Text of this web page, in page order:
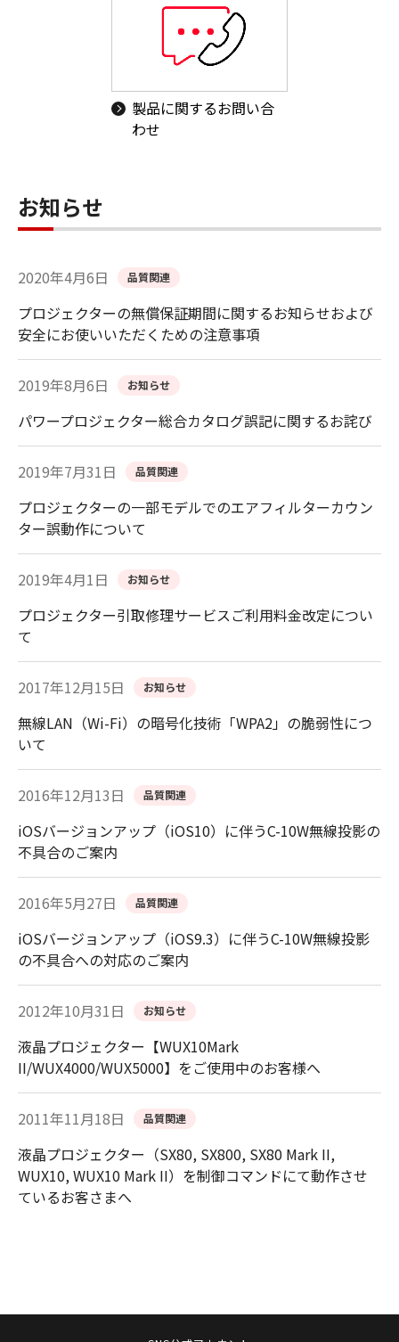
製品に関するお問い合
わせ
お知らせ
2020年4月6日 品質関連
プロジェクターの無償保証期間に関するお知らせおよび
安全にお使いいただくための注意事項
2019年8月6日 お知らせ
パワープロジェクター総合カタログ誤記に関するお詫び
2019年7月31日 品質関連
プロジェクターの一部モデルでのエアフィルターカウン
ター誤動作について
2019年4月1日 お知らせ
プロジェクター引取修理サービスご利用料金改定につい
て
2017年12月15日 お知らせ
無線LAN（Wi-Fi）の暗号化技術「WPA2」の脆弱性につ
いて
2016年12月13日 品質関連
iOSバージョンアップ（iOS10）に伴うC-10W無線投影の
不具合のご案内
2016年5月27日 品質関連
iOSバージョンアップ（iOS9.3）に伴うC-10W無線投影
の不具合への対応のご案内
2012年10月31日 お知らせ
液晶プロジェクター【WUX10Mark
II/WUX4000/WUX5000】をご使用中のお客様へ
2011年11月18日 品質関連
液晶プロジェクター（SX80, SX800, SX80 Mark II,
WUX10, WUX10 Mark II）を制御コマンドにて動作させ
ているお客さまへ